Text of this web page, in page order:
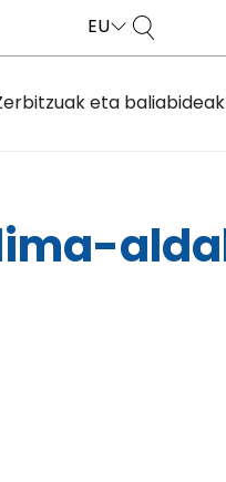
EU
eta baliabideak